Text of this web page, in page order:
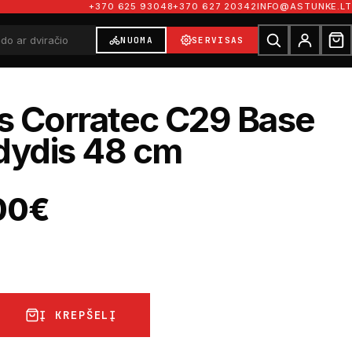
+370 625 93048+370 627 20342INFO@ASTUNKE.LT
NUOMA SERVISAS
Corratec C29 Base
48 cm
€
Į KREPŠELĮ